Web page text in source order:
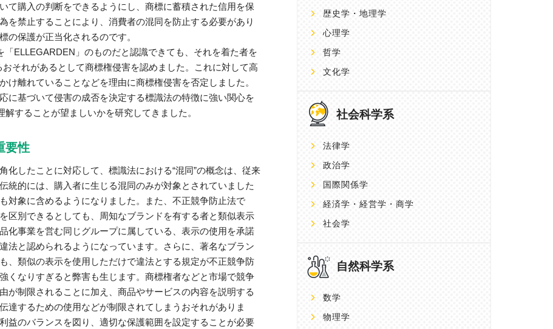
て購入の判断をできるようにし、商標に蓄積された信用を保
を禁止することにより、消費者の混同を防止する必要があり
の保護が正当化されるのです。
ELLEGARDEN」のものだと認識できても、それを着た者を
それがあるとして商標権侵害を認めました。これに対して高
離れていることなどを理由に商標権侵害を否定しました。
に基づいて侵害の成否を決定する標識法の特徴に強い関心を
することが望ましいかを研究してきました。
要性
化したことに対応して、標識法における“混同”の概念は、従来
統的には、購入者に生じる混同のみが対象とされていました
対象に含めるようになりました。また、不正競争防止法で
区別できるとしても、周知なブランドを有する者と類似表示
化事業を営む同じグループに属している、表示の使用を承諾
法と認められるようになっています。さらに、著名なブラン
、類似の表示を使用しただけで違法とする規定が不正競争防
くなりすぎると弊害も生じます。商標権者などと市場で競争
が制限されることに加え、商品やサービスの内容を説明する
達するための使用などが制限されてしまうおそれがありま
益のバランスを図り、適切な保護範囲を設定することが必要
歴史学・地理学
心理学
哲学
文化学
社会科学系
法律学
政治学
国際関係学
経済学・経営学・商学
社会学
自然科学系
数学
物理学